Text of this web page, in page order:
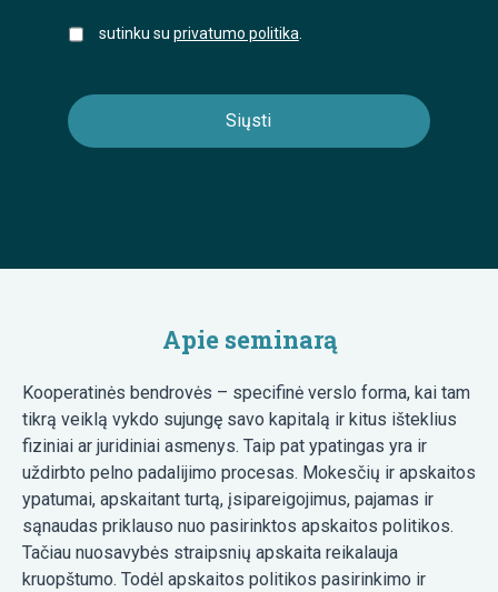
sutinku su privatumo politika
Apie seminarą
Kooperatinės bendrovės – specifinė verslo forma, kai tam
tikrą veiklą vykdo sujungę savo kapitalą ir kitus išteklius
fiziniai ar juridiniai asmenys. Taip pat ypatingas yra ir
uždirbto pelno padalijimo procesas. Mokesčių ir apskaitos
ypatumai, apskaitant turtą, įsipareigojimus, pajamas ir
sąnaudas priklauso nuo pasirinktos apskaitos politikos.
Tačiau nuosavybės straipsnių apskaita reikalauja
kruopštumo. Todėl apskaitos politikos pasirinkimo ir